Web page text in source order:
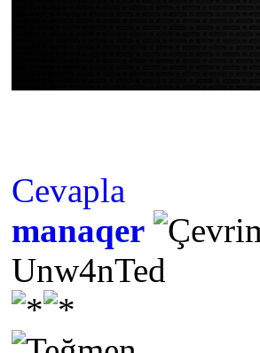
Cevapla
manaqer
Unw4nTed